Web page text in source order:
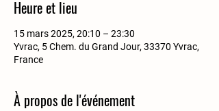
Heure et lieu
15 mars 2025, 20:10 – 23:30
Yvrac, 5 Chem. du Grand Jour, 33370 Yvrac,
France
À propos de l'événement